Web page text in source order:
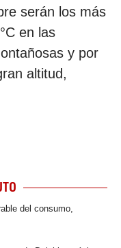
serán los más
en las
y por
altitud,
del consumo,